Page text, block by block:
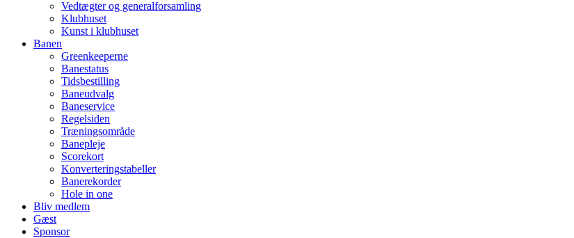
Vedtægter og generalforsamling
Klubhuset
Kunst i klubhuset
Banen
Greenkeeperne
Banestatus
Tidsbestilling
Baneudvalg
Baneservice
Regelsiden
Træningsområde
Banepleje
Scorekort
Konverteringstabeller
Banerekorder
Hole in one
Bliv medlem
Gæst
Sponsor